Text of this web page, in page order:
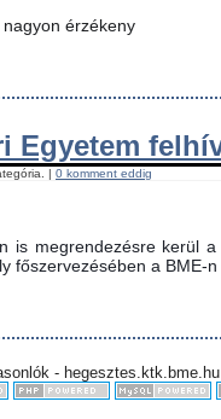
érzékeny
Egyetem
| 0 komment eddig
is megrendezésre kerül
főszervezésében a BME-
-